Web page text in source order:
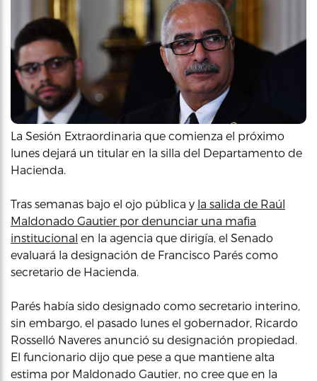
La Sesión Extraordinaria que comienza el próximo
lunes dejará un titular en la silla del Departamento de
Hacienda.
Tras semanas bajo el ojo pública y la salida de Raúl
Maldonado Gautier por denunciar una mafia
institucional en la agencia que dirigía, el Senado
evaluará la designación de Francisco Parés como
secretario de Hacienda.
Parés había sido designado como secretario interino,
sin embargo, el pasado lunes el gobernador, Ricardo
Rosselló Naveres anunció su designación propiedad.
El funcionario dijo que pese a que mantiene alta
estima por Maldonado Gautier, no cree que en la